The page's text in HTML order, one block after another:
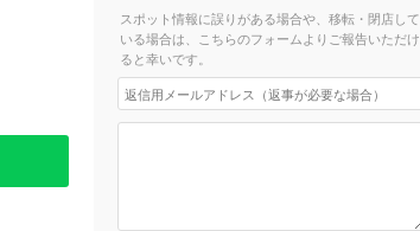
スポット情報に誤りがある場合や、移転・閉店して
いる場合は、こちらのフォームよりご報告いただけ
ると幸いです。